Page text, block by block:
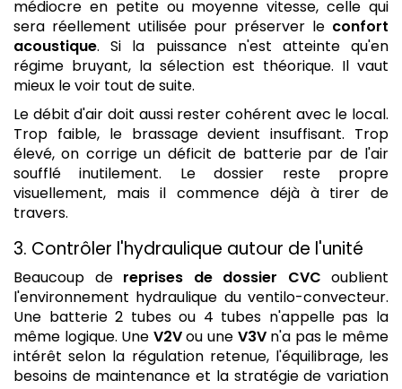
médiocre en petite ou moyenne vitesse, celle qui
sera réellement utilisée pour préserver le confort
acoustique. Si la puissance n'est atteinte qu'en
régime bruyant, la sélection est théorique. Il vaut
mieux le voir tout de suite.
Le débit d'air doit aussi rester cohérent avec le local.
Trop faible, le brassage devient insuffisant. Trop
élevé, on corrige un déficit de batterie par de l'air
soufflé inutilement. Le dossier reste propre
visuellement, mais il commence déjà à tirer de
travers.
3. Contrôler l'hydraulique autour de l'unité
Beaucoup de reprises de dossier CVC oublient
l'environnement hydraulique du ventilo-convecteur.
Une batterie 2 tubes ou 4 tubes n'appelle pas la
même logique. Une V2Vou une V3Vn'a pas le même
intérêt selon la régulation retenue, l'équilibrage, les
besoins de maintenance et la stratégie de variation